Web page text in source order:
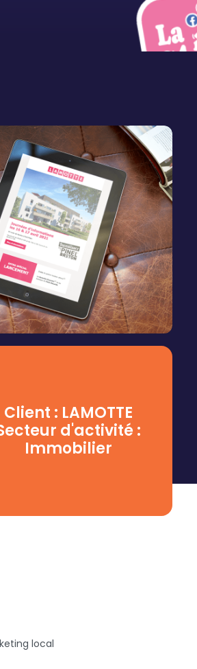
Client : LAMOTTE
d'activité :
Immobilier
local